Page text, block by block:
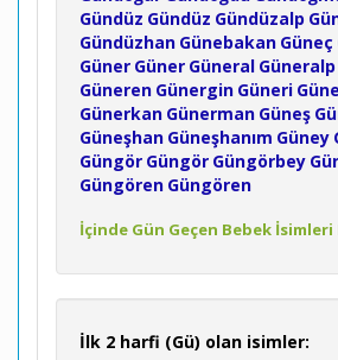
Gündüz Gündüz Gündüzalp
Gündüzhan Günebakan Güneç
Güner Güner Güneral Güneralp
Güneren Günergin Güneri
Günerkan Günerman Güneş
Güneşhan Güneşhanım Güney
Güngör Güngör Güngörbey
Güngören Güngören
İçinde Gün Geçen Bebek
İlk 2 harfi (Gü) olan isimler: